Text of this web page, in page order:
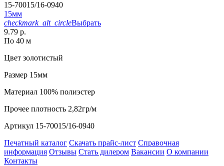
15-70015/16-0940
15мм
checkmark_alt_circleВыбрать
9.79 р.
По 40 м
Цвет золотистый
Размер 15мм
Материал 100% полиэстер
Прочее плотность 2,82гр/м
Артикул 15-70015/16-0940
Печатный каталог Скачать прайс-лист Справочная
информация Отзывы Стать дилером Вакансии О компании
Контакты